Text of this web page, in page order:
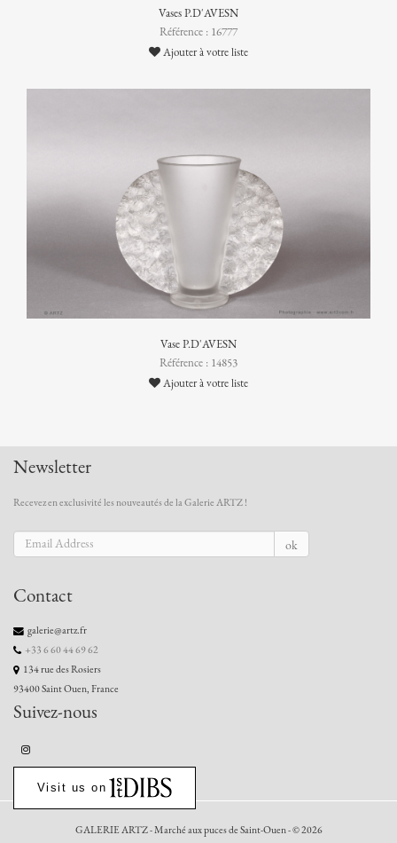
Vases P.D'AVESN
Référence : 16777
Ajouter à votre liste
Vase P.D'AVESN
Référence : 14853
Ajouter à votre liste
Newsletter
Recevez en exclusivité les nouveautés de la Galerie ARTZ !
ok
Contact
galerie@artz.fr
+33 6 60 44 69 62
134 rue des Rosiers
93400 Saint Ouen, France
Suivez-nous
Visit us on
GALERIE ARTZ - Marché aux puces de Saint-Ouen - © 2026